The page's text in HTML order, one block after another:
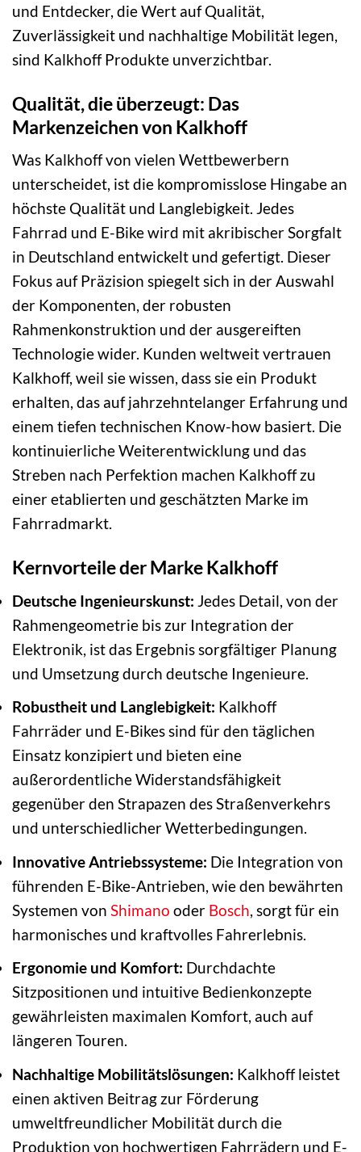
und Entdecker, die Wert auf Qualität,
Zuverlässigkeit und nachhaltige Mobilität legen,
sind Kalkhoff Produkte unverzichtbar.
Qualität, die überzeugt: Das
Markenzeichen von Kalkhoff
Was Kalkhoff von vielen Wettbewerbern
unterscheidet, ist die kompromisslose Hingabe an
höchste Qualität und Langlebigkeit. Jedes
Fahrrad und E-Bike wird mit akribischer Sorgfalt
in Deutschland entwickelt und gefertigt. Dieser
Fokus auf Präzision spiegelt sich in der Auswahl
der Komponenten, der robusten
Rahmenkonstruktion und der ausgereiften
Technologie wider. Kunden weltweit vertrauen
Kalkhoff, weil sie wissen, dass sie ein Produkt
erhalten, das auf jahrzehntelanger Erfahrung und
einem tiefen technischen Know-how basiert. Die
kontinuierliche Weiterentwicklung und das
Streben nach Perfektion machen Kalkhoff zu
einer etablierten und geschätzten Marke im
Fahrradmarkt.
Kernvorteile der Marke Kalkhoff
Deutsche Ingenieurskunst: Jedes Detail, von der
Rahmengeometrie bis zur Integration der
Elektronik, ist das Ergebnis sorgfältiger Planung
und Umsetzung durch deutsche Ingenieure.
Robustheit und Langlebigkeit: Kalkhoff
Fahrräder und E-Bikes sind für den täglichen
Einsatz konzipiert und bieten eine
außerordentliche Widerstandsfähigkeit
gegenüber den Strapazen des Straßenverkehrs
und unterschiedlicher Wetterbedingungen.
Innovative Antriebssysteme: Die Integration von
führenden E-Bike-Antrieben, wie den bewährten
Systemen von Shimano oder Bosch, sorgt für ein
harmonisches und kraftvolles Fahrerlebnis.
Ergonomie und Komfort: Durchdachte
Sitzpositionen und intuitive Bedienkonzepte
gewährleisten maximalen Komfort, auch auf
längeren Touren.
Nachhaltige Mobilitätslösungen: Kalkhoff leistet
einen aktiven Beitrag zur Förderung
umweltfreundlicher Mobilität durch die
Produktion von hochwertigen Fahrrädern und E-